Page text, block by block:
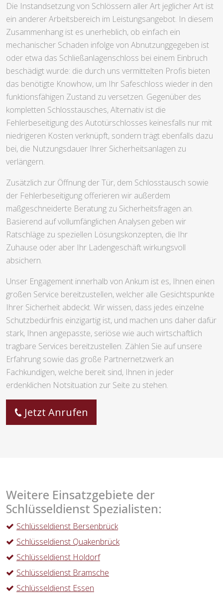
Die Instandsetzung von Schlössern aller Art jeglicher Art ist
ein anderer Arbeitsbereich im Leistungsangebot. In diesem
Zusammenhang ist es unerheblich, ob einfach ein
mechanischer Schaden infolge von Abnutzunggegeben ist
oder etwa das Schließanlagenschloss bei einem Einbruch
beschädigt wurde: die durch uns vermittelten Profis bieten
das benötigte Knowhow, um Ihr Safeschloss wieder in den
funktionsfähigen Zustand zu versetzen. Gegenüber des
kompletten Schlosstausches, Alternativ ist die
Fehlerbeseitigung des Autotürschlosses keinesfalls nur mit
niedrigeren Kosten verknüpft, sondern trägt ebenfalls dazu
bei, die Nutzungsdauer Ihrer Sicherheitsanlagen zu
verlängern.
Zusätzlich zur Öffnung der Tür, dem Schlosstausch sowie
der Fehlerbeseitigung offerieren wir außerdem
maßgeschneiderte Beratung zu Sicherheitsfragen an.
Basierend auf vollumfänglichen Analysen geben wir
Ratschläge zu speziellen Lösungskonzepten, die Ihr
Zuhause oder aber Ihr Ladengeschäft wirkungsvoll
absichern.
Unser Engagement innerhalb von Ankum ist es, Ihnen einen
großen Service bereitzustellen, welcher alle Gesichtspunkte
Ihrer Sicherheit abdeckt. Wir wissen, dass jedes einzelne
Schutzbedürfnis einzigartig ist, und machen uns daher dafür
stark, Ihnen angepasste, seriöse wie auch wirtschaftlich
tragbare Services bereitzustellen. Zählen Sie auf unsere
Erfahrung sowie das große Partnernetzwerk an
Fachkundigen, welche bereit sind, Ihnen in jeder
erdenklichen Notsituation zur Seite zu stehen.
Jetzt Anrufen
Weitere Einsatzgebiete der
Schlüsseldienst Spezialisten:
Schlüsseldienst Bersenbrück
Schlüsseldienst Quakenbrück
Schlüsseldienst Holdorf
Schlüsseldienst Bramsche
Schlüsseldienst Essen